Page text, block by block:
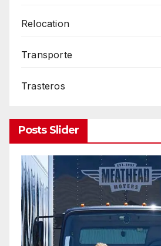
Relocation
Transporte
Trasteros
Posts Slider